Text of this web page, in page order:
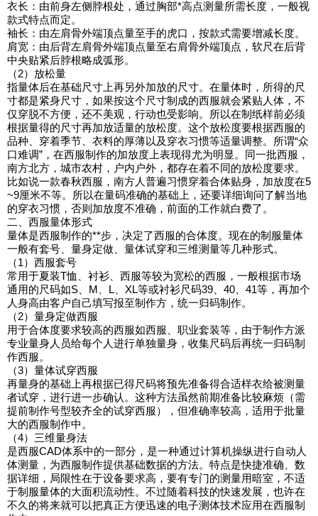
衣长：由前身左侧脖根处，通过胸部*高点测量所需长度，一般视
款式特点而定。
袖长：由左肩骨外端顶点量至手的虎口，按款式需要增减长度。
肩宽：由后背左肩骨外端顶点量至右肩骨外端顶点，软尺在后背
中央贴紧后脖根略成弧形。
（2）放松量
指量体后在基础尺寸上再另外加放的尺寸。在量体时，所得的尺
寸都是紧身尺寸，如果按这个尺寸制成的西服就会紧贴人体，不
仅穿脱不方便，还不美观，行动也受影响。所以在制纸样前必须
根据量得的尺寸再加放适量的放松度。这个放松度要根据西服的
品种、穿着季节、衣料的厚薄以及穿衣习惯等适量调整。所谓“众
口难调”，在西服制作的加放度上表现得尤为明显。同一批西服，
南方北方，城市农村，户内户外，都存在着不同的放松度要求。
比如说一款春秋西服，南方人普遍习惯穿着合体贴身，加放度在5
~9厘米不等。所以在量码准确的基础上，还要详细询问了解当地
的穿衣习惯，否则加放度不准确，前面的工作就白费了。
二、西服量体形式
量体是西服制作的**步，决定了西服的合体度。现在的制服量体
一般有套号、量身定做、量体试穿和三维测量等几种形式。
（1）西服套号
常用于夏装T恤、衬衫、西服等较为宽松的西服，一般根据市场
通用的尺码如S、M、L、XL等或衬衫尺码39、40、41等，再加个
人身高由客户自己填写报至制作方，统一归码制作。
（2）量身定做西服
用于合体度要求较高的西服如西服、职业套装等，由于制作方派
专业量身人员给每个人进行单独量身，收集尺码后再统一归码制
作西服。
（3）量体试穿西服
再量身的基础上再根据已得尺码将预先准备得合适样衣给被测量
者试穿，进行进一步确认。这种方法虽然前期准备比较麻烦（需
提前制作号型较齐全的试穿西服），但准确率较高，适用于批量
大的西服制作中。
（4）三维量身法
是西服CAD体系中的一部分，是一种通过计算机操纵进行自动人
体测量，为西服制作提供基础数据的方法。特点是快捷准确、数
据详细，局限性在于设备要求高，要有专门的测量用暗室，不适
于制服量体的大面积流动性。不过随着科技的快速发展，也许在
不久的将来就可以把真正方便迅速的电子测体技术应用在西服制